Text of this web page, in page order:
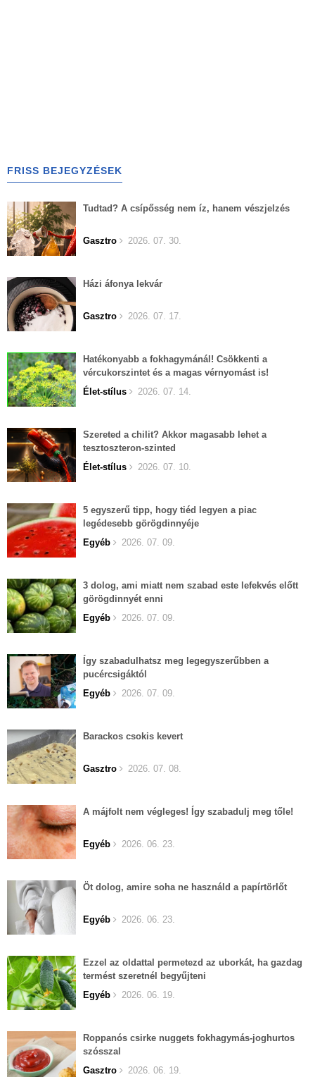
FRISS BEJEGYZÉSEK
Tudtad? A csípősség nem íz, hanem vészjelzés
Gasztro 2026. 07. 30.
Házi áfonya lekvár
Gasztro 2026. 07. 17.
Hatékonyabb a fokhagymánál! Csökkenti a
vércukorszintet és a magas vérnyomást is!
Élet-stílus
2026. 07. 14.
Szereted a chilit? Akkor magasabb lehet a
tesztoszteron-szinted
Élet-stílus
2026. 07. 10.
5 egyszerű tipp, hogy tiéd legyen a piac
legédesebb görögdinnyéje
Egyéb
2026. 07. 09.
3 dolog, ami miatt nem szabad este lefekvés előtt
görögdinnyét enni
Egyéb
2026. 07. 09.
Így szabadulhatsz meg legegyszerűbben a
pucércsigáktól
Egyéb
2026. 07. 09.
Barackos csokis kevert
Gasztro 2026. 07. 08.
A májfolt nem végleges! Így szabadulj meg tőle!
Egyéb 2026. 06. 23.
Öt dolog, amire soha ne használd a papírtörlőt
Egyéb 2026. 06. 23.
Ezzel az oldattal permetezd az uborkát, ha gazdag
termést szeretnél begyűjteni
Egyéb
2026. 06. 19.
Roppanós csirke nuggets fokhagymás-joghurtos
szósszal
Gasztro
2026. 06. 19.